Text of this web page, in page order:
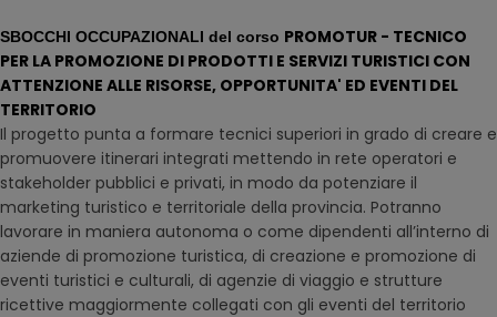
SBOCCHI OCCUPAZIONALI del corso PROMOTUR - TECNICO
PER LA PROMOZIONE DI PRODOTTI E SERVIZI TURISTICI CON
ATTENZIONE ALLE RISORSE, OPPORTUNITA' ED EVENTI DEL
TERRITORIO
Il progetto punta a formare tecnici superiori in grado di creare e
promuovere itinerari integrati mettendo in rete operatori e
stakeholder pubblici e privati, in modo da potenziare il
marketing turistico e territoriale della provincia. Potranno
lavorare in maniera autonoma o come dipendenti all’interno di
aziende di promozione turistica, di creazione e promozione di
eventi turistici e culturali, di agenzie di viaggio e strutture
ricettive maggiormente collegati con gli eventi del territorio